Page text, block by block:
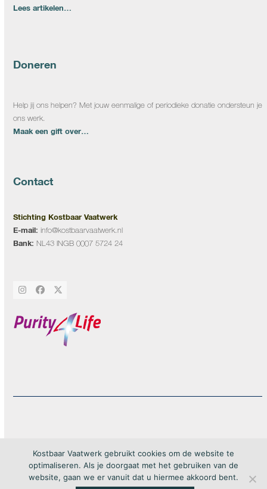
Lees artikelen…
Doneren
Help jij ons helpen? Met jouw eenmalige of periodieke donatie ondersteun je
ons werk.
Maak een gift over…
Contact
Stichting Kostbaar Vaatwerk
E-mail: info@kostbaarvaatwerk.nl
Bank: NL43 INGB 0007 5724 24
Instagram
Facebook
Twitter
Copyright by Kostbaar Vaatwerk 2026 – webdesign by 20Forma
reserved
Kostbaar Vaatwerk gebruikt cookies om de website te
optimaliseren. Als je doorgaat met het gebruiken van de
website, gaan we er vanuit dat u hiermee akkoord bent.